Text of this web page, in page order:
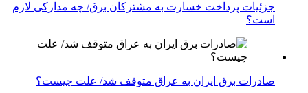
جزئیات پرداخت خسارت به مشترکان برق/ چه مدارکی لازم
است؟
صادرات برق ایران به عراق متوقف شد/ علت چیست؟